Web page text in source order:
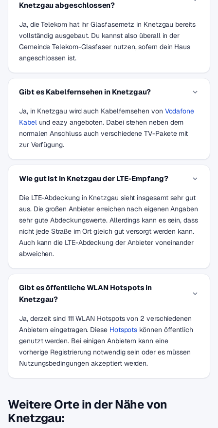
Knetzgau abgeschlossen?
Ja, die Telekom hat ihr Glasfasernetz in Knetzgau bereits
vollständig ausgebaut. Du kannst also überall in der
Gemeinde Telekom-Glasfaser nutzen, sofern dein Haus
angeschlossen ist.
Gibt es Kabelfernsehen in Knetzgau?
Ja, in Knetzgau wird auch Kabelfernsehen von Vodafone
Kabelund eazy angeboten. Dabei stehen neben dem
normalen Anschluss auch verschiedene TV-Pakete mit
zur Verfügung.
Wie gut ist in Knetzgau der LTE-Empfang?
Die LTE-Abdeckung in Knetzgau sieht insgesamt sehr gut
aus. Die großen Anbieter erreichen nach eigenen Angaben
sehr gute Abdeckungswerte. Allerdings kann es sein, dass
nicht jede Straße im Ort gleich gut versorgt werden kann.
Auch kann die LTE-Abdeckung der Anbieter voneinander
abweichen.
Gibt es öffentliche WLAN Hotspots in
Knetzgau?
Ja, derzeit sind 111 WLAN Hotspots von 2 verschiedenen
Anbietern eingetragen. Diese Hotspots können öffentlich
genutzt werden. Bei einigen Anbietern kann eine
vorherige Registrierung notwendig sein oder es müssen
Nutzungsbedingungen akzeptiert werden.
Weitere Orte in der Nähe von
Knetzgau: